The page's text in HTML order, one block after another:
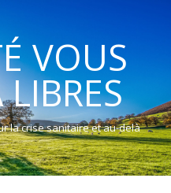
VOUS
la crise sanitaire et au-delà